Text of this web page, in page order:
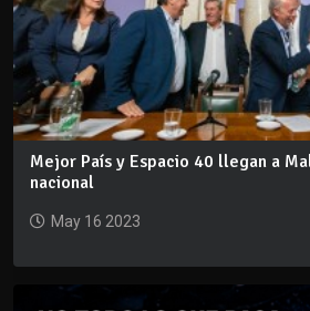
Mejor País y Espacio 40 llegan a
nacional
May 16 2023